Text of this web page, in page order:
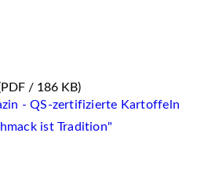
/ 186 KB)
- QS-zertifizierte Kartoffeln
ist Tradition"